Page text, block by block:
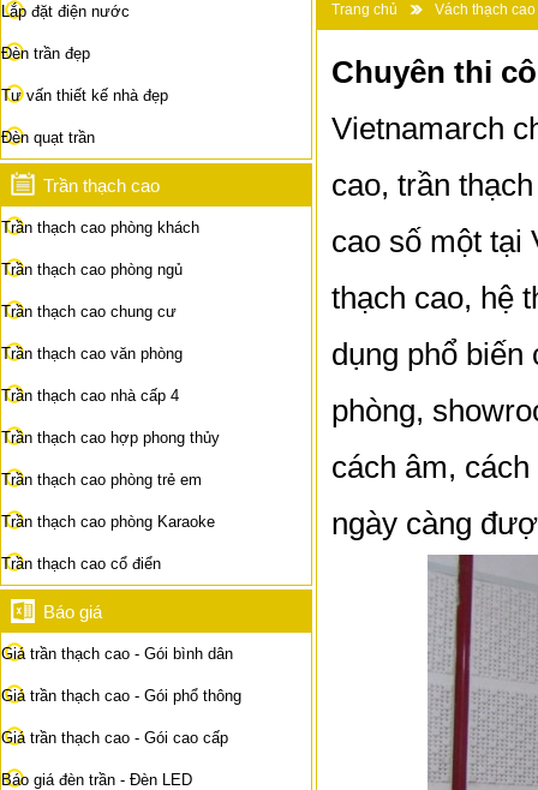
Lắp đặt điện nước
Đèn trần đẹp
Tư vấn thiết kế nhà đẹp
Đèn quạt trần
Trần thạch cao
Trần thạch cao phòng khách
Trần thạch cao phòng ngủ
Trần thạch cao chung cư
Trần thạch cao văn phòng
Trần thạch cao nhà cấp 4
Trần thạch cao hợp phong thủy
Trần thạch cao phòng trẻ em
Trần thạch cao phòng Karaoke
Trần thạch cao cổ điển
Báo giá
Giá trần thạch cao - Gói bình dân
Giá trần thạch cao - Gói phổ thông
Giá trần thạch cao - Gói cao cấp
Báo giá đèn trần - Đèn LED
Trang chủ Vách thạch cao
Chuyên thi
Vietnamarch
cao, trần
cao số một tại
thạch cao, hệ
dụng phổ biến
phòng,
cách âm,
ngày càng